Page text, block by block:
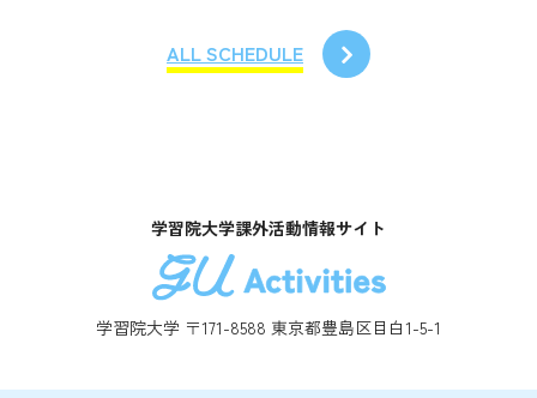
ALL SCHEDULE
学習院大学課外活動情報サイト
学習院大学 〒171-8588 東京都豊島区目白1-5-1